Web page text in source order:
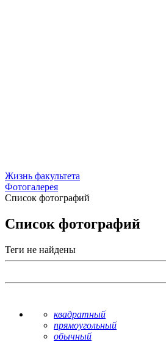
Жизнь факультета
Фотогалерея
Список фотографий
Список фотографий
Теги не найдены
квадратный
прямоугольный
обычный